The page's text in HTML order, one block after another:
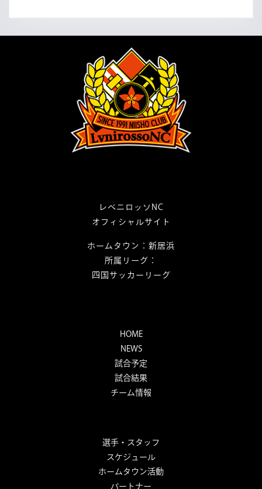
グ
第
節
レベニロッソNC
オフィシャルサイト
ホームタウン：新居浜
所属リーグ：
四国サッカーリーグ
HOME
NEWS
試合予定
試合結果
チーム情報
選手・スタッフ
スケジュール
ホームタウン活動
パートナー